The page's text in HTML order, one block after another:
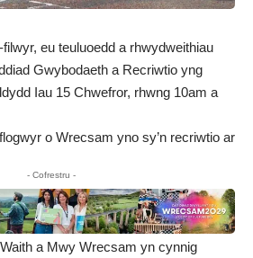
eu teuluoedd a rhwydweithiau
Gwybodaeth a Recriwtio yng
Iau 15 Chwefror, rhwng 10am a
o Wrecsam yno sy’n recriwtio ar
- Cofrestru -
a Mwy Wrecsam yn cynnig